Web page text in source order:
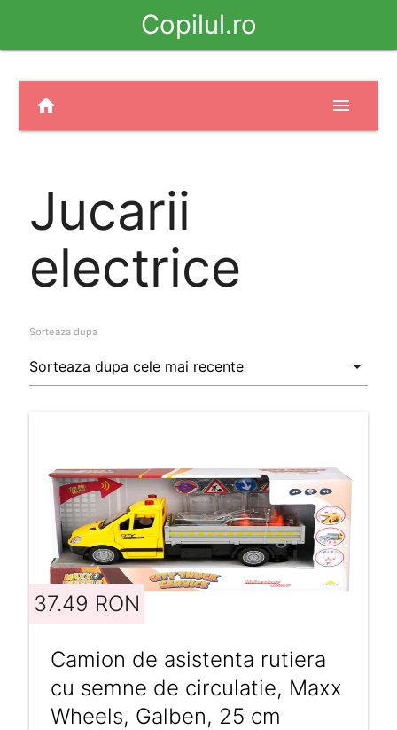
Copilul.ro
home menu
Jucarii
electrice
Sorteaza dupa
37.49 RON
Camion de asistenta rutiera
cu semne de circulatie, Maxx
Wheels, Galben, 25 cm